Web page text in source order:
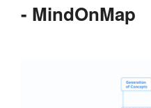
- MindOnMap